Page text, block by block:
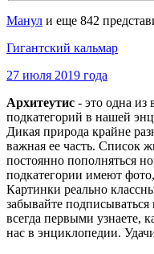
Манул и еще 842
Гигантский кальмар
27 июля 2019 года
Архитеутис - это одна
подкатегорий в нашей
Дикая природа крайне
важная ее часть. Список
постоянно пополняться
подкатегории имеют
Картинки реально
забывайте
всегда первыми узнаете,
нас в энциклопедии.